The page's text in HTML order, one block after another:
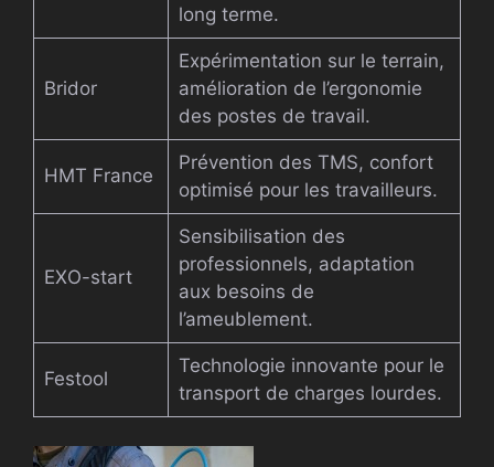
long terme.
Bridor
Expérimentation sur le terrain,
amélioration de l’ergonomie
des postes de travail.
HMT France
Prévention des TMS, confort
optimisé pour les travailleurs.
EXO-start
Sensibilisation des
professionnels, adaptation
aux besoins de
l’ameublement.
Festool
Technologie innovante pour le
transport de charges lourdes.